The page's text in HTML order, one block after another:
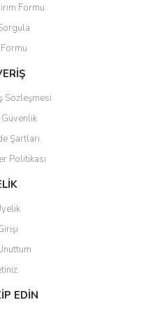
bulunuyor.
pahalı.
olmalı.
Formu
Sözleşmesi
Şartları
Politikası
EDİN